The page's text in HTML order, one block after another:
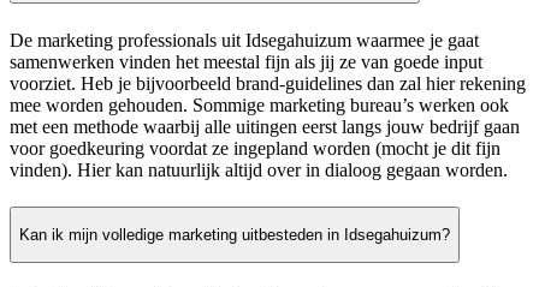
De marketing professionals uit Idsegahuizum waarmee je gaat
samenwerken vinden het meestal fijn als jij ze van goede input
voorziet. Heb je bijvoorbeeld brand-guidelines dan zal hier rekening
mee worden gehouden. Sommige marketing bureau’s werken ook
met een methode waarbij alle uitingen eerst langs jouw bedrijf gaan
voor goedkeuring voordat ze ingepland worden (mocht je dit fijn
vinden). Hier kan natuurlijk altijd over in dialoog gegaan worden.
Kan ik mijn volledige marketing uitbesteden in Idsegahuizum?